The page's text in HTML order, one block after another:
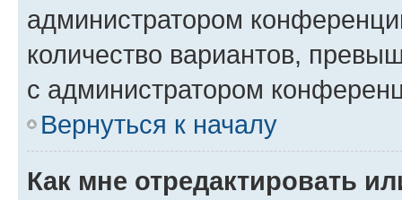
администратором
количество вариантов,
с администратором
Вернуться к началу
Как мне отредактировать